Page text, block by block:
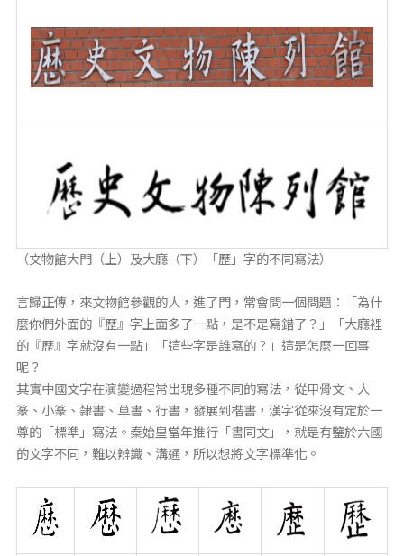
（文物館大門（上）及大廳（下）「歷」字的不同寫法）
言歸正傳，來文物館參觀的人，進了門，常會問一個問題：「為什
麼你們外面的『歷』字上面多了一點，是不是寫錯了？」「大廳裡
的『歷』字就沒有一點」「這些字是誰寫的？」這是怎麼一回事
呢？
其實中國文字在演變過程常出現多種不同的寫法，從甲骨文、大
篆、小篆、隸書、草書、行書，發展到楷書，漢字從來沒有定於一
尊的「標準」寫法。秦始皇當年推行「書同文」，就是有鑒於六國
的文字不同，難以辨識、溝通，所以想將文字標準化。